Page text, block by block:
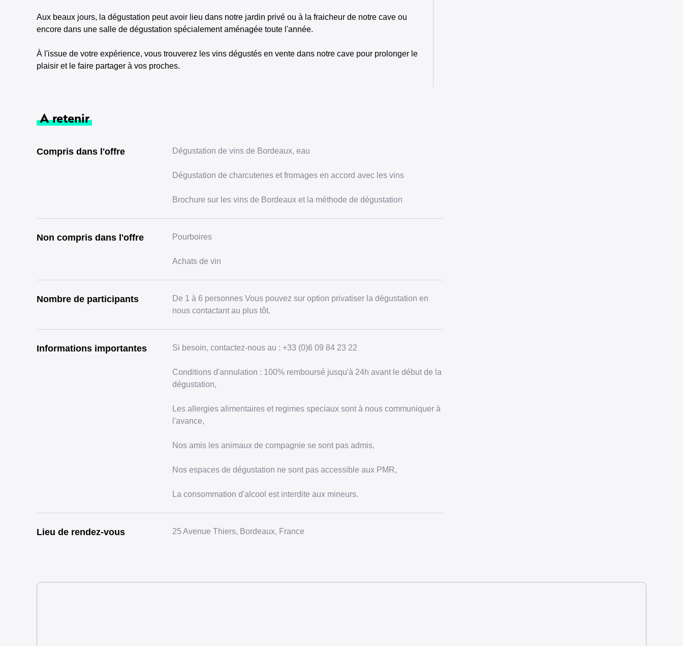
Aux beaux jours, la dégustation peut avoir lieu dans notre jardin privé ou à la fraicheur de notre cave ou
encore dans une salle de dégustation spécialement aménagée toute l'année.
À l'issue de votre expérience, vous trouverez les vins dégustés en vente dans notre cave pour prolonger le
plaisir et le faire partager à vos proches.
A retenir
Compris dans l'offre Dégustation de vins de Bordeaux, eau
Dégustation de charcuteries et fromages en accord avec les vins
Brochure sur les vins de Bordeaux et la méthode de dégustation
Non compris dans l'offre Pourboires
Achats de vin
Nombre de participants
De 1 à 6 personnes Vous pouvez sur option privatiser la dégustation en
nous contactant au plus tôt.
Informations importantes Si besoin, contactez-nous au : +33 (0)6 09 84 23 22
Conditions d'annulation : 100% remboursé jusqu'à 24h avant le début de la
dégustation,
Les allergies alimentaires et regimes speciaux sont à nous communiquer à
l'avance,
Nos amis les animaux de compagnie se sont pas admis,
Nos espaces de dégustation ne sont pas accessible aux PMR,
La consommation d'alcool est interdite aux mineurs.
Lieu de rendez-vous 25 Avenue Thiers, Bordeaux, France